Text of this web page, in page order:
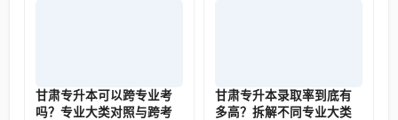
甘肃专升本可以跨专业考
吗？专业大类对照与跨考
甘肃专升本录取率到底有
多高？拆解不同专业大类